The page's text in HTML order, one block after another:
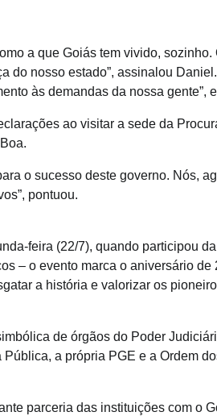
a que Goiás tem vivido,
do nosso estado”, assinalou
às demandas da nossa gente”,
ao visitar a sede da
o sucesso deste governo. Nós,
pontuou.
feira (22/7), quando participou
– o evento marca o aniversário
a história e valorizar os
de órgãos do Poder
a própria PGE e a Ordem
parceria das instituições com o